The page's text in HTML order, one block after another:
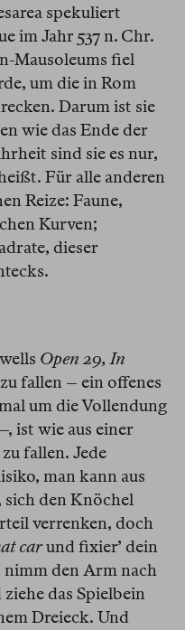
spekuliert
im Jahr 537 n. Chr.
Mausoleums fiel
um die in Rom
Darum ist sie
wie das Ende der
sind sie es nur,
Für alle anderen
Reize: Faune,
Kurven;
dieser
Open 29, In
fallen – ein offenes
um die Vollendung
ist wie aus einer
fallen. Jede
man kann aus
sich den Knöchel
verrenken, doch
carund fixier’ dein
nimm den Arm nach
ziehe das Spielbein
Dreieck. Und